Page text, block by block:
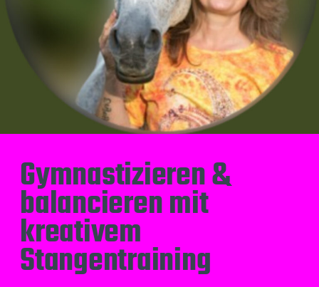
Gymnastizieren &
balancieren mit
kreativem
Stangentraining